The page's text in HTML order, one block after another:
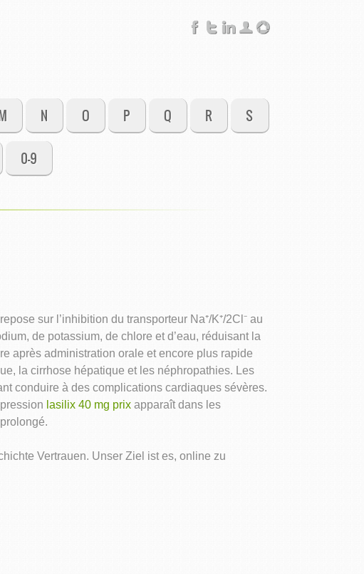
N O P Q R S
0-9
sur l’inhibition du transporteur Na⁺/K⁺/2Cl⁻ au
de potassium, de chlore et d’eau, réduisant la
après administration orale et encore plus rapide
la cirrhose hépatique et les néphropathies. Les
conduire à des complications cardiaques sévères.
lasilix 40 mg prix apparaît dans les
Vertrauen. Unser Ziel ist es, online zu